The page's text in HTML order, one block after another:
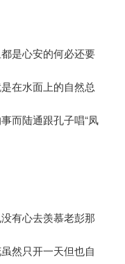
是心安的何必还要
在水面上的自然总
而陆通跟孔子唱“凤
有心去羡慕老彭那
然只开一天但也自